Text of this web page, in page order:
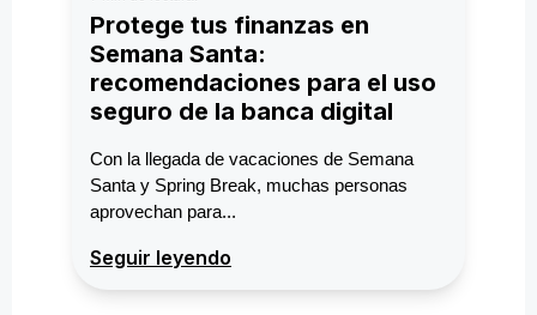
Protege tus finanzas en
Semana Santa:
recomendaciones para el uso
seguro de la banca digital
Con la llegada de vacaciones de Semana
Santa y Spring Break, muchas personas
aprovechan para...
Seguir leyendo